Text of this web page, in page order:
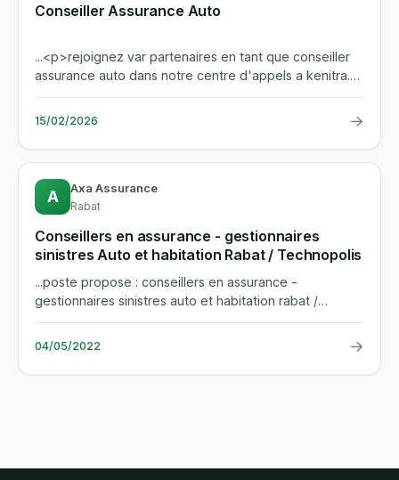
Conseiller Assurance Auto
...<p>rejoignez var partenaires en tant que conseiller
assurance auto dans notre centre d'appels a kenitra.
cdi des...
15/02/2026 →
A Axa Assurance
Rabat
Conseillers en assurance - gestionnaires
sinistres Auto et habitation Rabat / Technopolis
...poste propose : conseillers en assurance -
gestionnaires sinistres auto et habitation rabat /
technopolis date...
04/05/2022 →